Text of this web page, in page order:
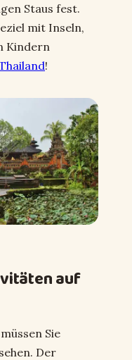
Staus fest.
mit Inseln,
Kindern
!
auf
Sie
Der